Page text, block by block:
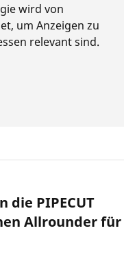
wird von
um Anzeigen zu
relevant sind.
die PIPECUT
Allrounder für